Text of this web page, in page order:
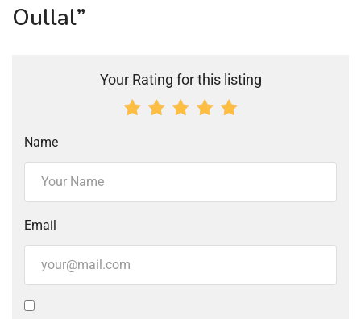
Oullal”
Your Rating for this listing
Name
Email